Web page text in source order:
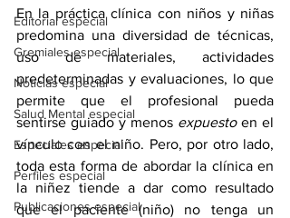
Editorial especial
Gremiales especial
Noticias especial
Salud Mental especial
Especiales especial
Perfiles especial
Publicaciones especial
En la práctica clínica con niños y niñas
predomina una diversidad de técnicas,
uso de materiales, actividades
predeterminadas y evaluaciones, lo que
permite que el profesional pueda
sentirse guiado y menos expuesto en el
vínculo con el niño. Pero, por otro lado,
toda esta forma de abordar la clínica en
la niñez tiende a dar como resultado
que el paciente (niño) no tenga un